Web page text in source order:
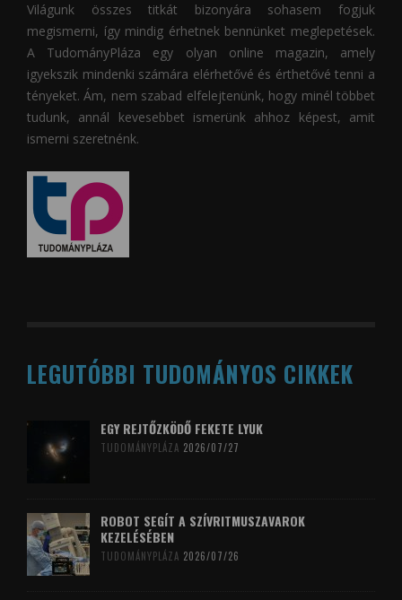
Világunk összes titkát bizonyára sohasem fogjuk
megismerni, így mindig érhetnek bennünket meglepetések.
A TudományPláza egy olyan online magazin, amely
igyekszik mindenki számára elérhetővé és érthetővé tenni a
tényeket. Ám, nem szabad elfelejtenünk, hogy minél többet
tudunk, annál kevesebbet ismerünk ahhoz képest, amit
ismerni szeretnénk.
LEGUTÓBBI TUDOMÁNYOS CIKKEK
EGY REJTŐZKÖDŐ FEKETE LYUK
TUDOMÁNYPLÁZA 2026/07/27
ROBOT SEGÍT A SZÍVRITMUSZAVAROK
KEZELÉSÉBEN
TUDOMÁNYPLÁZA 2026/07/26